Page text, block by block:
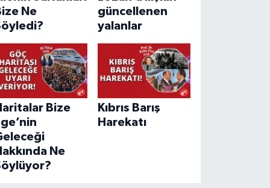
Ne
güncellenen
yalanlar
Bize
Ne
Kıbrıs Barış
Harekatı